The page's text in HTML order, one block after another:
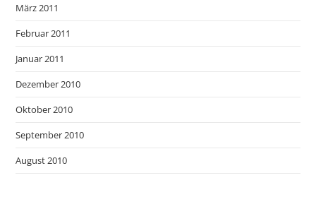
März 2011
Februar 2011
Januar 2011
Dezember 2010
Oktober 2010
September 2010
August 2010